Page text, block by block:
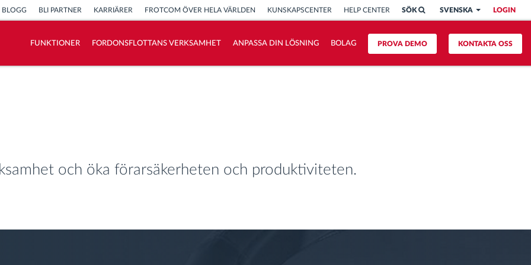
LOGIN
SVENSKA
SÖK
BLOGG BLI PARTNER KARRIÄRER FROTCOM ÖVER HELA VÄRLDEN KUNSKAPSCENTER HELP CENTER
KONTAKTA OSS
PROVA DEMO
FUNKTIONER FORDONSFLOTTANS VERKSAMHET ANPASSA DIN LÖSNING BOLAG
och öka förarsäkerheten och produktiviteten.